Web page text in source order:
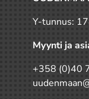
Y-tunnus:
Myynti ja
+358 (0)40